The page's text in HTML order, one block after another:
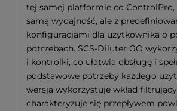
tej samej platformie co ControlPro,
samą wydajność, ale z
konfiguracjami dla użytkownika o
potrzebach. SCS-Diluter GO
i kontrolki, co ułatwia obsługę i
podstawowe potrzeby każdego
wersja wykorzystuje wkład filtrujący
charakteryzuje się przepływem